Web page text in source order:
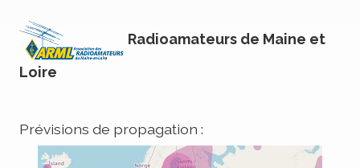
Radioamateurs de Maine et
Loire
Prévisions de propagation :